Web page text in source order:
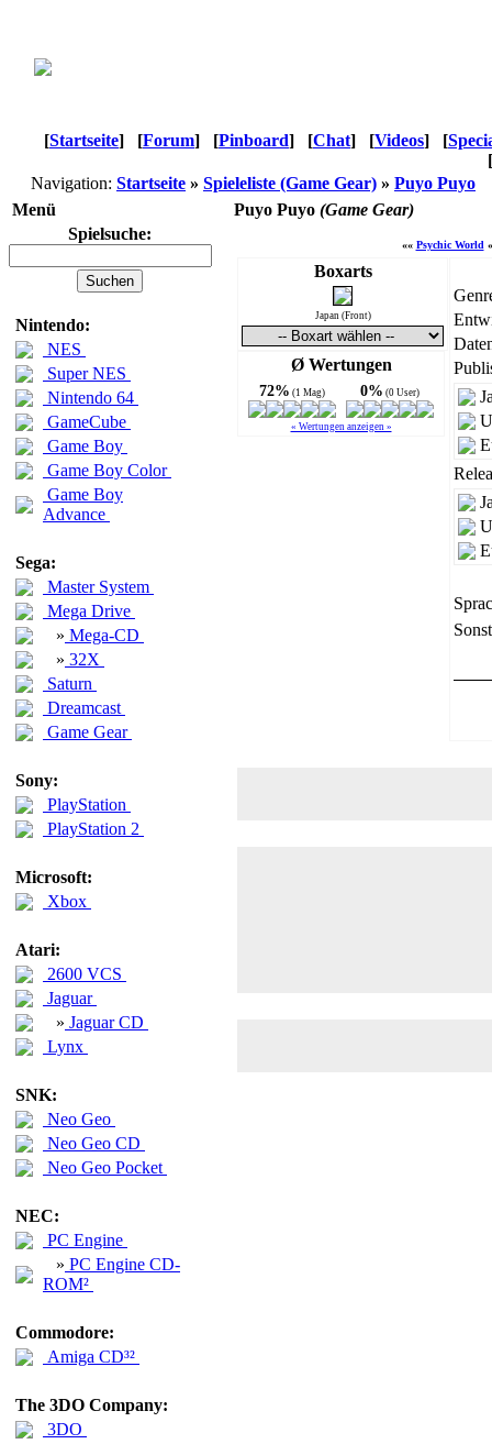
[Startseite] [Forum] [Pinboard] [Chat] [Videos] [
[
Navigation: Startseite » Spieleliste (Game Gear) » Puyo Puyo
Menü
Puyo Puyo (Game Gear)
Spielsuche:
Nintendo:
NES
Super NES
Nintendo 64
GameCube
Game Boy
Game Boy Color
Game Boy
Advance
Sega:
Master System
Mega Drive
» Mega-CD
» 32X
Saturn
Dreamcast
Game Gear
Sony:
PlayStation
PlayStation 2
Microsoft:
Xbox
Atari:
2600 VCS
Jaguar
» Jaguar CD
Lynx
SNK:
Neo Geo
Neo Geo CD
Neo Geo Pocket
NEC:
PC Engine
» PC Engine CD-
ROM²
Commodore:
Amiga CD³²
The 3DO Company:
3DO
«« Psychic World
Boxarts
Japan (Front)
Ø Wertungen
72% (1 Mag) 0% (0 User)
« Wertungen anzeigen »